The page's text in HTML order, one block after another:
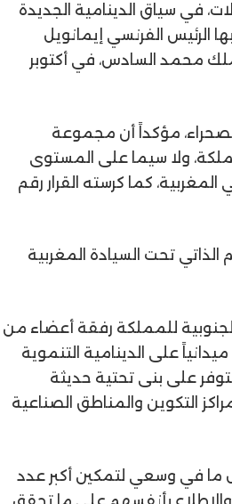
في سياق الدينامية الجديدة
الرئيس الفرنسي إيمانويل
محمد السادس، في أكتوبر
مؤكداً أن مجموعة
ولا سيما على المستوى
المغربية، كما كرسته القرار رقم
الذاتي تحت السيادة المغربية
الجنوبية للمملكة رفقة أعضاء من
على الدينامية التنموية
على بنى تحتية حديثة
التكوين والمناطق الصناعية
ما في وسعي لتمكين أكبر عدد
بأنفسهم على ما تحقق